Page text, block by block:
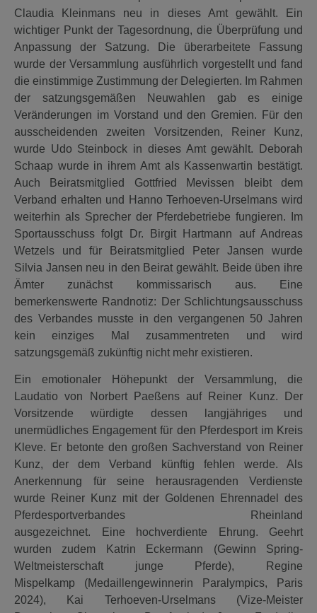
Claudia Kleinmans neu in dieses Amt gewählt. Ein
wichtiger Punkt der Tagesordnung, die Überprüfung und
Anpassung der Satzung. Die überarbeitete Fassung
wurde der Versammlung ausführlich vorgestellt und fand
die einstimmige Zustimmung der Delegierten. Im Rahmen
der satzungsgemäßen Neuwahlen gab es einige
Veränderungen im Vorstand und den Gremien. Für den
ausscheidenden zweiten Vorsitzenden, Reiner Kunz,
wurde Udo Steinbock in dieses Amt gewählt. Deborah
Schaap wurde in ihrem Amt als Kassenwartin bestätigt.
Auch Beiratsmitglied Gottfried Mevissen bleibt dem
Verband erhalten und Hanno Terhoeven-Urselmans wird
weiterhin als Sprecher der Pferdebetriebe fungieren. Im
Sportausschuss folgt Dr. Birgit Hartmann auf Andreas
Wetzels und für Beiratsmitglied Peter Jansen wurde
Silvia Jansen neu in den Beirat gewählt. Beide üben ihre
Ämter zunächst kommissarisch aus. Eine
bemerkenswerte Randnotiz: Der Schlichtungsausschuss
des Verbandes musste in den vergangenen 50 Jahren
kein einziges Mal zusammentreten und wird
satzungsgemäß zukünftig nicht mehr existieren.
Ein emotionaler Höhepunkt der Versammlung, die
Laudatio von Norbert Paeßens auf Reiner Kunz. Der
Vorsitzende würdigte dessen langjähriges und
unermüdliches Engagement für den Pferdesport im Kreis
Kleve. Er betonte den großen Sachverstand von Reiner
Kunz, der dem Verband künftig fehlen werde. Als
Anerkennung für seine herausragenden Verdienste
wurde Reiner Kunz mit der Goldenen Ehrennadel des
Pferdesportverbandes Rheinland
ausgezeichnet. Eine hochverdiente Ehrung. Geehrt
wurden zudem Katrin Eckermann (Gewinn Spring-
Weltmeisterschaft junge Pferde), Regine
Mispelkamp (Medaillengewinnerin Paralympics, Paris
2024), Kai Terhoeven-Urselmans (Vize-Meister